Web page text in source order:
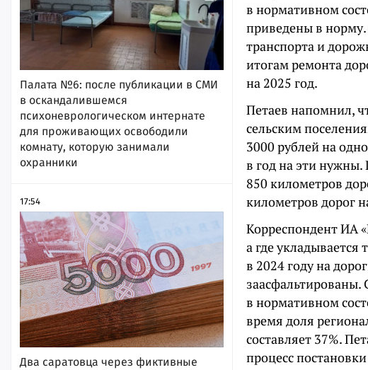
Палата №6: после публикации в СМИ
в оскандалившемся
психоневрологическом интернате
для проживающих освободили
комнату, которую занимали
охранники
17:54
Два саратовца через фиктивные
в нормативном
приведены в норму.
транспорта и
итогам ремонта
на 2025 год.
Петаев напомнил,
сельским
3000 рублей на
в год на эти
850 километров
километров дорог
Корреспондент ИА
а где
в 2024 году на
заасфальтированы.
в нормативном
время доля
составляет 37%.
процесс